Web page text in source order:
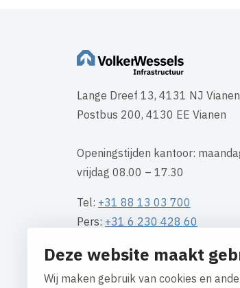
Deze website maakt
Wij maken gebruik van cookies en
Lange Dreef 13, 4131 NJ Vianen
Postbus 200, 4130 EE Vianen
Openingstijden kantoor:
vrijdag 08.00 – 17.30
Tel: +31 88 13 03 700
Pers: +31 6 230 428 60
KVK nummer: 61503258